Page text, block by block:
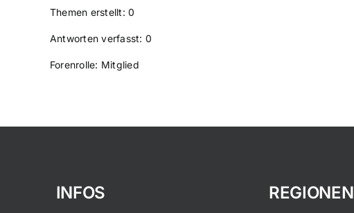
Themen erstellt: 0
Antworten verfasst: 0
Forenrolle: Mitglied
INFOS REGIONEN